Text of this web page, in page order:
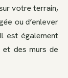
votre terrain,
ou d’enlever
est également
et des murs de